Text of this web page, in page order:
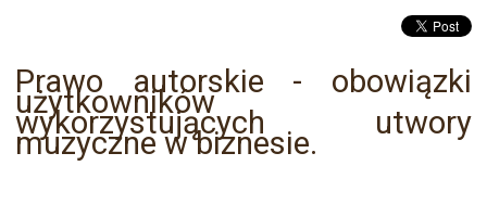
Prawo autorskie - obowiązki
użytkowników
wykorzystujących utwory
muzyczne w biznesie.